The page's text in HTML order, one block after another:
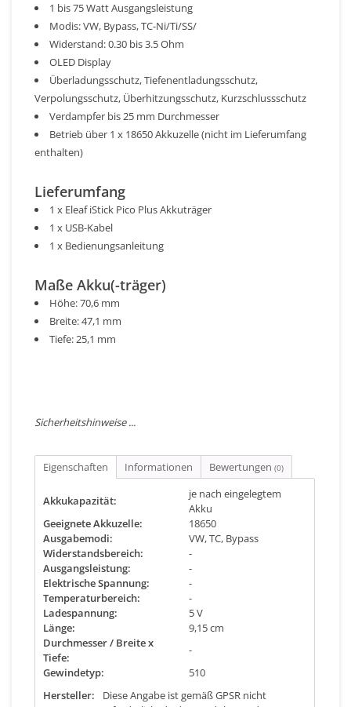
1 bis 75 Watt Ausgangsleistung
Modis: VW, Bypass, TC-Ni/Ti/SS/
Widerstand: 0.30 bis 3.5 Ohm
OLED Display
Überladungsschutz, Tiefenentladungsschutz,
Verpolungsschutz, Überhitzungsschutz, Kurzschlussschutz
Verdampfer bis 25 mm Durchmesser
Betrieb über 1 x 18650 Akkuzelle (nicht im Lieferumfang
enthalten)
Lieferumfang
1 x Eleaf iStick Pico Plus Akkuträger
1 x USB-Kabel
1 x Bedienungsanleitung
Maße Akku(-träger)
Höhe: 70,6 mm
Breite: 47,1 mm
Tiefe: 25,1 mm
Sicherheitshinweise ...
Eigenschaften Informationen Bewertungen (0)
Akkukapazität:
je nach eingelegtem
Akku
Geeignete Akkuzelle:
18650
Ausgabemodi:
VW, TC, Bypass
Widerstandsbereich:
-
Ausgangsleistung:
-
Elektrische Spannung:
-
Temperaturbereich:
-
Ladespannung:
5 V
Länge:
9,15 cm
Durchmesser / Breite x
Tiefe:
-
Gewindetyp:
510
Hersteller:
Diese Angabe ist gemäß GPSR nicht